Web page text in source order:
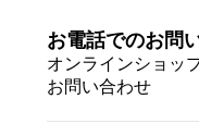
お電話でのお問
オンラインショッ
お問い合わせ